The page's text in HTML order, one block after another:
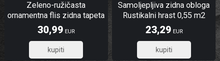
Zeleno-ružičasta
ornamentna flis zidna tapeta
| A67801 | Ljepilo gratis
30,99 EUR
24,79
Samoljepljiva zidna obloga
Rustikalni hrast 0,55 m2
23,29 EUR
18,63